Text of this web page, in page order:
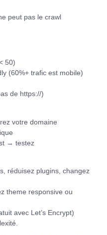
peut pas le crawl
50)
(60%+ trafic est mobile)
de https://)
votre domaine
→ testez
réduisez plugins, changez
theme responsive ou
avec Let’s Encrypt)